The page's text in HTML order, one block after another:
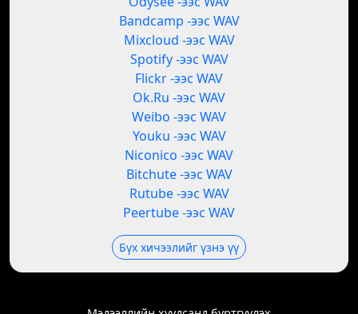
Bandcamp -ээс WAV
Mixcloud -ээс WAV
Spotify -ээс WAV
Flickr -ээс WAV
Ok.Ru -ээс WAV
Weibo -ээс WAV
Youku -ээс WAV
Niconico -ээс WAV
Bitchute -ээс WAV
Rutube -ээс WAV
Peertube -ээс WAV
Бүх хичээлийг үзнэ үү